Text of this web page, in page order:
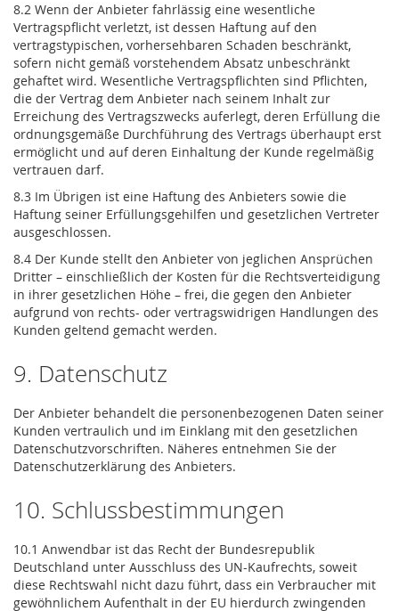
8.2 Wenn der Anbieter fahrlässig eine wesentliche
Vertragspflicht verletzt, ist dessen Haftung auf den
vertragstypischen, vorhersehbaren Schaden beschränkt,
sofern nicht gemäß vorstehendem Absatz unbeschränkt
gehaftet wird. Wesentliche Vertragspflichten sind Pflichten,
die der Vertrag dem Anbieter nach seinem Inhalt zur
Erreichung des Vertragszwecks auferlegt, deren Erfüllung die
ordnungsgemäße Durchführung des Vertrags überhaupt erst
ermöglicht und auf deren Einhaltung der Kunde regelmäßig
vertrauen darf.
8.3 Im Übrigen ist eine Haftung des Anbieters sowie die
Haftung seiner Erfüllungsgehilfen und gesetzlichen Vertreter
ausgeschlossen.
8.4 Der Kunde stellt den Anbieter von jeglichen Ansprüchen
Dritter – einschließlich der Kosten für die Rechtsverteidigung
in ihrer gesetzlichen Höhe – frei, die gegen den Anbieter
aufgrund von rechts- oder vertragswidrigen Handlungen des
Kunden geltend gemacht werden.
9. Datenschutz
Der Anbieter behandelt die personenbezogenen Daten seiner
Kunden vertraulich und im Einklang mit den gesetzlichen
Datenschutzvorschriften. Näheres entnehmen Sie der
Datenschutzerklärung des Anbieters.
10. Schlussbestimmungen
10.1 Anwendbar ist das Recht der Bundesrepublik
Deutschland unter Ausschluss des UN-Kaufrechts, soweit
diese Rechtswahl nicht dazu führt, dass ein Verbraucher mit
gewöhnlichem Aufenthalt in der EU hierdurch zwingenden